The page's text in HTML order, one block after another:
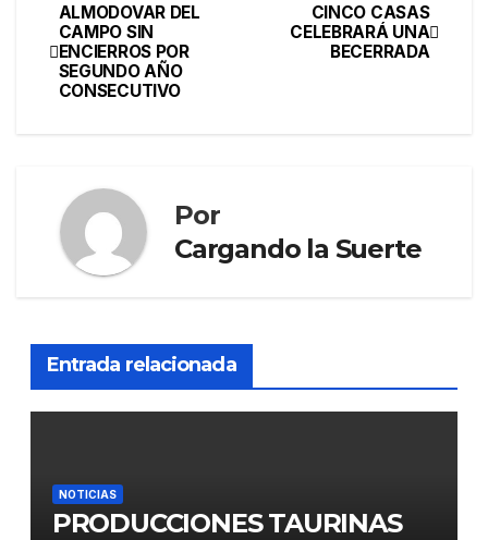
CINCO CASAS
CELEBRARÁ UNA
BECERRADA
ALMODOVAR DEL
CAMPO SIN
ENCIERROS POR
SEGUNDO AÑO
CONSECUTIVO
Por
Cargando la Suerte
Entrada relacionada
NOTICIAS
PRODUCCIONES TAURINAS